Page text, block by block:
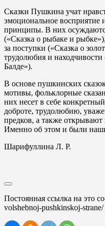
Сказки Пушкина учат
эмоциональное
принципы. В них
(«Сказка о рыбаке и
за поступки («Сказка о
трудолюбия и
Балде»).
В основе пушкинских
мотивы, фольклорные
них несет в себе
доброте, трудолюбию,
предков, а также
Именно об этом и были
Шарифуллина Л. Р.
Постоянная ссылка на это
volshebnoj-pushkinskoj-strane/